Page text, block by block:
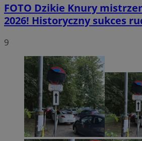
FOTO Dzikie Knury
2026! Historyczny sukces
9